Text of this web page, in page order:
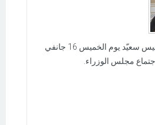
أشرف رئيس الجمهورية قيس سعيّد يوم الخميس 16 جانفي